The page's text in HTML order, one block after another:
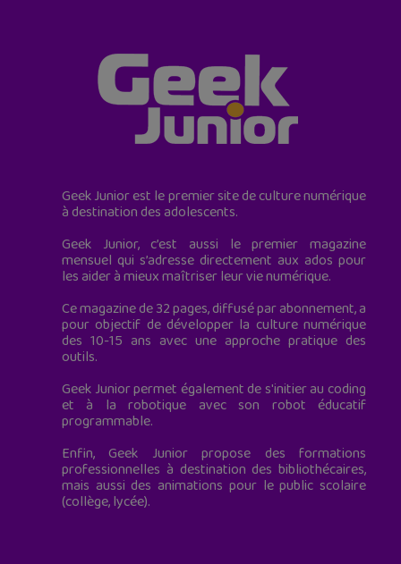
Geek Junior est le premier site de culture numérique
à destination des adolescents.
Geek Junior, c’est aussi le premier magazine
mensuel qui s’adresse directement aux ados pour
les aider à mieux maîtriser leur vie numérique.
Ce magazine de 32 pages, diffusé par abonnement, a
pour objectif de développer la culture numérique
des 10-15 ans avec une approche pratique des
outils.
Geek Junior permet également de s'initier au coding
et à la robotique avec son robot éducatif
programmable.
Enfin, Geek Junior propose des formations
professionnelles à destination des bibliothécaires,
mais aussi des animations pour le public scolaire
(collège, lycée).